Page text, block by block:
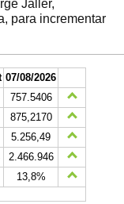
Jaller,
para incrementar
07/08/2026
757.5406
875,2170
5.256,49
2.466.946
13,8%